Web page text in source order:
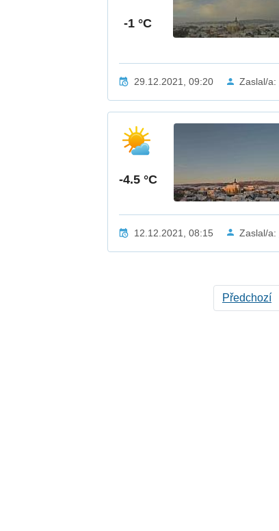
-1 °C
29.12.2021, 09:20 Zaslal/a:
-4.5 °C
12.12.2021, 08:15 Zaslal/a:
Předchozí